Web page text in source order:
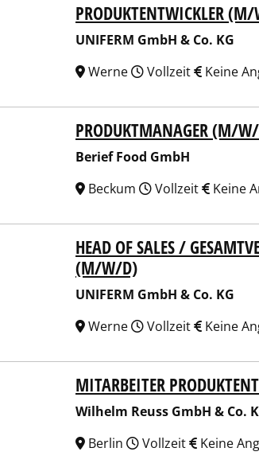
GmbH & Co. KG
PRODUKTENTWICKLER
UNIFERM GmbH & Co. KG
Werne
Vollzeit Keine
Food GmbHPRODUKTMANAGER (M/
Berief Food GmbH
Beckum
Vollzeit Keine
GmbH & Co. KG
HEAD OF SALES /
(M/W/D)
UNIFERM GmbH & Co. KG
Werne
Vollzeit Keine
Reuss GmbH & Co. KG,
MITARBEITER
Wilhelm Reuss GmbH & Co.
Berlin
Vollzeit Keine